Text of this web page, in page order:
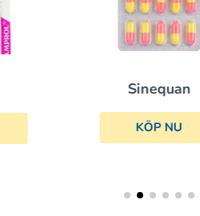
Sinequan
KÖP NU